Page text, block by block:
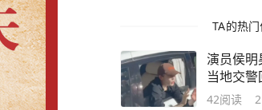
TA的热
演员侯明
当地交警
42阅读